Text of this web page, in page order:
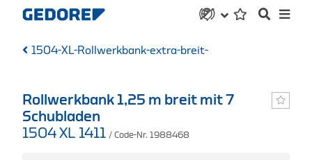
1504-XL-Rollwerkbank-extra-breit-
Rollwerkbank 1,25 m breit mit 7
Schubladen
1504 XL 1411 / Code-Nr. 1988468